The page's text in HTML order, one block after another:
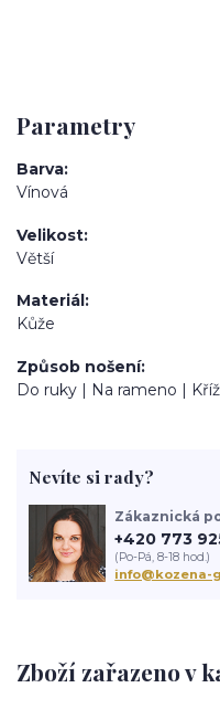
Parametry
Barva
Vínová
Velikost
Větší
Materiál
Kůže
Způsob nošení
Do ruky | Na rameno |
Zboží zařazeno v
Nevíte si rady?
Zákaznická
+420 773
(Po-Pá, 8-18 hod.)
info@kozena-